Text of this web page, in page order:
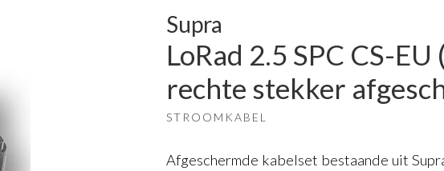
Supra
LoRad 2.5 SPC CS-
rechte stekker
STROOMKABEL
Afgeschermde kabelset bestaande uit